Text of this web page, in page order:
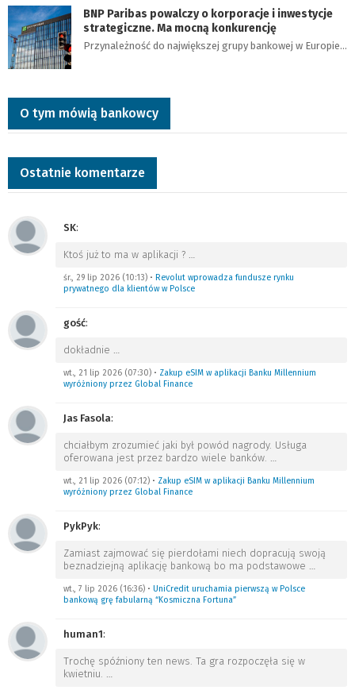
BNP Paribas powalczy o korporacje i inwestycje
strategiczne. Ma mocną konkurencję
Przynależność do największej grupy bankowej w Europie…
O tym mówią bankowcy
Ostatnie komentarze
SK:
Ktoś już to ma w aplikacji ? …
śr., 29 lip 2026 (10:13) • Revolut wprowadza fundusze rynku
prywatnego dla klientów w Polsce
gość:
dokładnie …
wt., 21 lip 2026 (07:30) • Zakup eSIM w aplikacji Banku Millennium
wyróżniony przez Global Finance
Jas Fasola:
chciałbym zrozumieć jaki był powód nagrody. Usługa
oferowana jest przez bardzo wiele banków. …
wt., 21 lip 2026 (07:12) • Zakup eSIM w aplikacji Banku Millennium
wyróżniony przez Global Finance
PykPyk:
Zamiast zajmować się pierdołami niech dopracują swoją
beznadziejną aplikację bankową bo ma podstawowe …
wt., 7 lip 2026 (16:36) • UniCredit uruchamia pierwszą w Polsce
bankową grę fabularną “Kosmiczna Fortuna”
human1:
Trochę spóźniony ten news. Ta gra rozpoczęła się w
kwietniu. …